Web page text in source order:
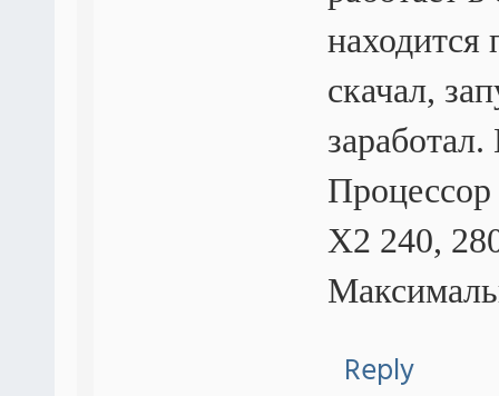
находится
скачал,
X2 240,
Reply